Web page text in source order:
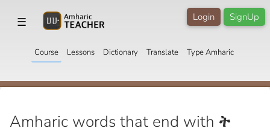
☰ SignUp
Login
Course Lessons Dictionary Translate Type Amharic
Amharic words that end with ት